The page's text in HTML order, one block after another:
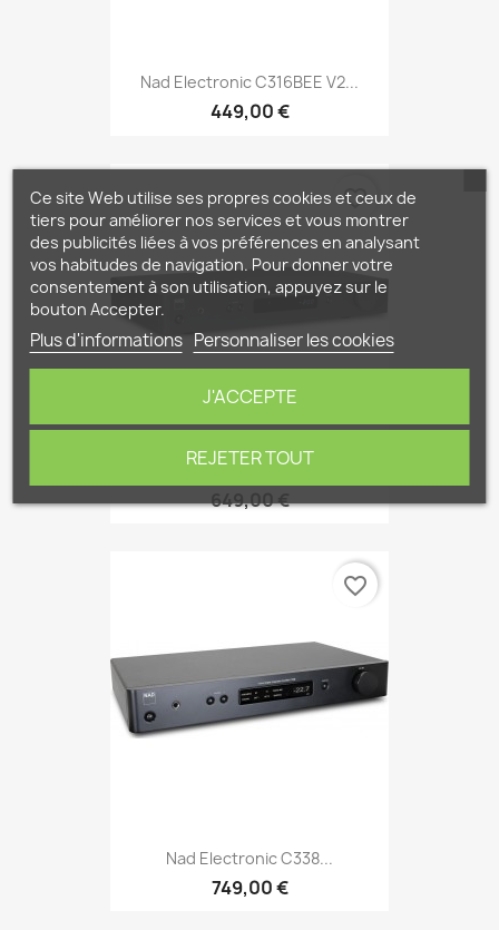
Nad Electronic C316BEE V2...
449,00 €
Nad Electronic C328...
649,00 €
favorite_border
Nad Electronic C338...
749,00 €
favorite_border
Ce site Web utilise ses propres cookies et ceux de
tiers pour améliorer nos services et vous montrer
des publicités liées à vos préférences en analysant
vos habitudes de navigation. Pour donner votre
consentement à son utilisation, appuyez sur le
bouton Accepter.
Plus d'informations Personnaliser les cookies
REJETER TOUT
J'ACCEPTE